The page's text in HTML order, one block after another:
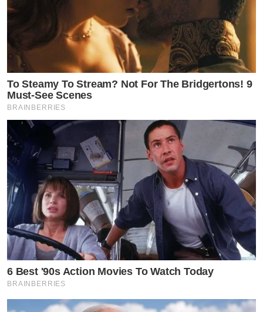
To Steamy To Stream? Not For The Bridgertons! 9
Must-See Scenes
BRAINBERRIES
6 Best '90s Action Movies To Watch Today
BRAINBERRIES